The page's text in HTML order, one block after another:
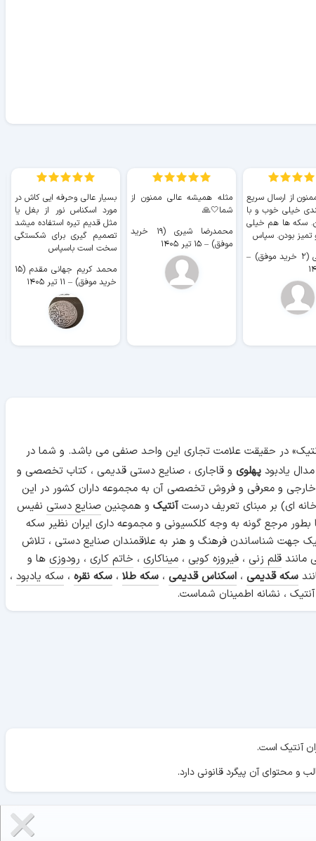
از ارسال سریع
خیلی خوب و با
سکه ها هم خیلی
تمیز بودن. سپاس
–
مثله همیشه عالی ممنون از
شما🤍🙏
محمدرضا شیری (۱۹ خرید
موفق) – ۱۵ تیر ۱۴۰۵
بسیار عالی وحرفه ایی کاش در
مورد اسکناس نور از بغل یا
مثل قدیم تیره استفاده میشد
تصمیم گیری برای شکستگی
سخت است باسپاس
محمد کریم جهانی مقدم (۱۵
خرید موفق) – ۱۱ تیر ۱۴۰۵
در حقیقت علامت تجاری این واحد صنفی می باشد. و شما در
مدال یادبود پهلوی و قاجاری ، صنایع دستی قدیمی ، کتاب تخصصی و
و خارجی و معرفی و فروش تخصصی آن به مجموعه داران کشور در این
ای) بر مبنای تعریف درست آنتیک و همچنین صنایع دستی نفیس
مرجع گونه به وجه کلکسیونی و مجموعه داری ایران نظیر سکه
جهت شناساندن فرهنگ و هنر به علاقمندان صنایع دستی ، تلاش
مانند قلم زنی ، فیروزه کوبی ، میناکاری ، خاتم کاری ، رودوزی ها و
سکه قدیمی ، اسکناس قدیمی ، سکه طلا ، سکه نقره ، سکه یادبود ،
، نشانه اطمینان شماست.
آنتیک است.
و محتوای آن پیگرد قانونی دارد.